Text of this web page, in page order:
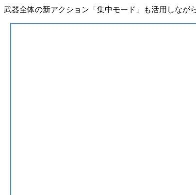
武器全体の新アクション「集中モード」も活用しなが